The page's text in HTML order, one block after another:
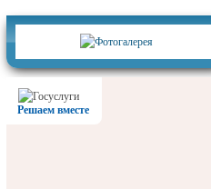
Решаем вместе